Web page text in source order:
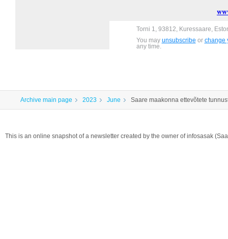
Torni 1, 93812, Kuressaare,
You may unsubscribe or change
any time.
Archive main page 2023 June Saare maakonna ettevõtete
This is an online snapshot of a newsletter created by the owner of infosasak